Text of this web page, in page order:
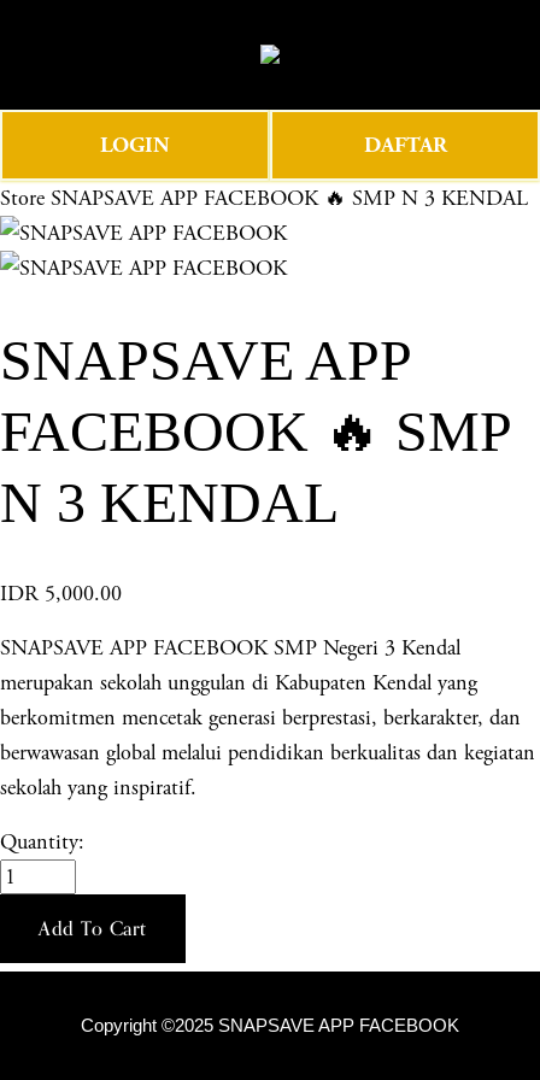
e
e
n
u
LOGIN DAFTAR
Store SNAPSAVE APP FACEBOOK 🔥 SMP N 3 KENDAL
SNAPSAVE APP
FACEBOOK 🔥 SMP
N 3 KENDAL
IDR 5,000.00
SNAPSAVE APP FACEBOOK SMP Negeri 3 Kendal
merupakan sekolah unggulan di Kabupaten Kendal yang
berkomitmen mencetak generasi berprestasi, berkarakter, dan
berwawasan global melalui pendidikan berkualitas dan kegiatan
sekolah yang inspiratif.
Quantity:
Add To Cart
Copyright ©2025 SNAPSAVE APP FACEBOOK